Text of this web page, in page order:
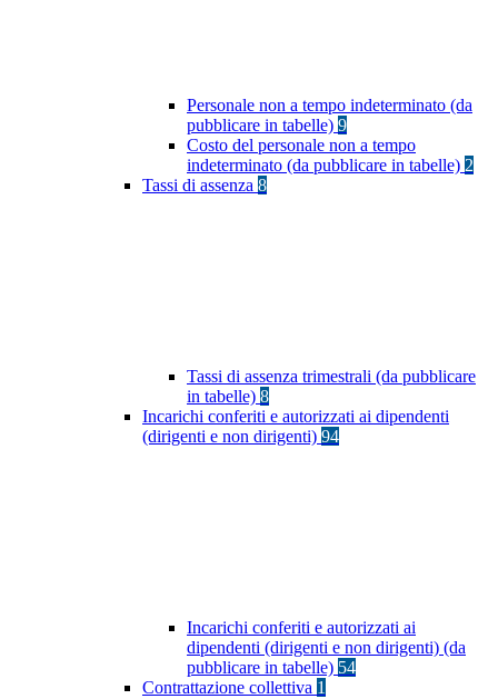
Personale non a tempo indeterminato (da
pubblicare in tabelle) 9
Costo del personale non a tempo
indeterminato (da pubblicare in tabelle) 2
Tassi di assenza 8
Tassi di assenza trimestrali (da pubblicare
in tabelle) 8
Incarichi conferiti e autorizzati ai dipendenti
(dirigenti e non dirigenti) 94
Incarichi conferiti e autorizzati ai
dipendenti (dirigenti e non dirigenti) (da
pubblicare in tabelle) 54
Contrattazione collettiva 1